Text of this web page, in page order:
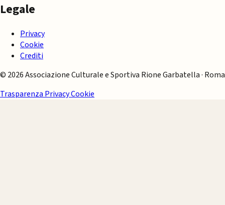
Legale
Privacy
Cookie
Crediti
© 2026 Associazione Culturale e Sportiva Rione Garbatella · Roma
Trasparenza PrivacyCookie